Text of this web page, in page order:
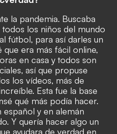
la pandemia. Buscaba
los niños del mundo
fútbol, para así darles un
era más fácil online,
en casa y todos son
así que propuse
los vídeos, más de
Esta fue la base
qué más podía hacer.
y en alemán
Y quería hacer algo un
ayudara de verdad en